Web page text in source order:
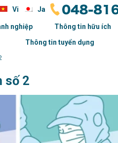
Vi Ja
nghiệp Thông tin hữu ích
Thông tin tuyển dụng
số 2